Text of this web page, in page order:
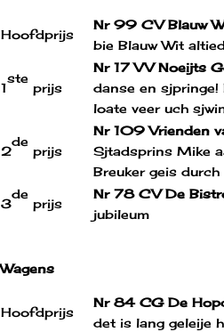
Hoofdprijs
Nr 99 CV Blauw
bie Blauw Wit
1
ste
prijs
Nr 17 VV Noeijts
danse en sjpringe!
loate veer uch
2
de
prijs
Nr 109 Vrienden
Sjtadsprins Mike
Breuker geis
3
de
prijs
Nr 78 CV De
jubileum
Wagens
Hoofdprijs
Nr 84 CG De
det is lang geleije